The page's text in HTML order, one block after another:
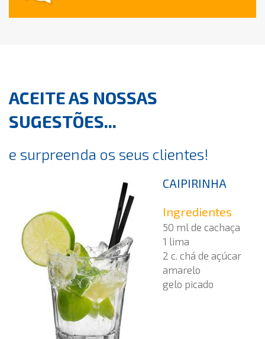
ACEITE AS NOSSAS
SUGESTÕES...
e surpreenda os seus clientes!
CAIPIRINHA
Ingredientes
50 ml de cachaça
1 lima
2 c. chá de açúcar
amarelo
gelo picado